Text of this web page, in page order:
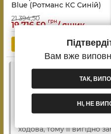
Blue (Ротманс КС Синій)
21 394,50
19 716,50 грн/ ящик
сигарети
великою популярністю
та доступній вартості.
покупцям насичений
ходова, тому її вигідно
Вам вже
ТАК,
НІ, НЕ